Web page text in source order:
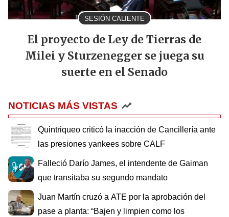
SESIÓN CALIENTE
El proyecto de Ley de Tierras de
Milei y Sturzenegger se juega su
suerte en el Senado
NOTICIAS MÁS VISTAS
Quintriqueo criticó la inacción de Cancillería ante
las presiones yankees sobre CALF
Falleció Darío James, el intendente de Gaiman
que transitaba su segundo mandato
Juan Martín cruzó a ATE por la aprobación del
pase a planta: “Bajen y limpien como los